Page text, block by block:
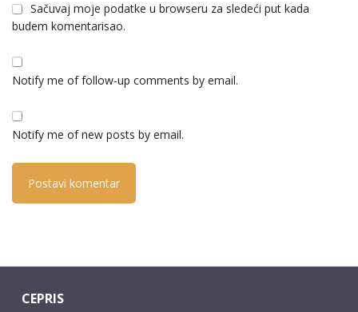
Sačuvaj moje podatke u browseru za sledeći put kada
budem komentarisao.
Notify me of follow-up comments by email.
Notify me of new posts by email.
CEPRIS